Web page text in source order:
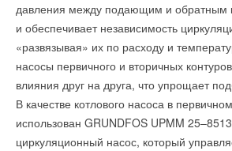
давления между подающим и обратным
и обеспечивает независимость
«развязывая» их по расходу и
насосы первичного и вторичных
влияния друг на друга, что упрощает
В качестве котлового насоса в
использован GRUNDFOS UPMM
циркуляционный насос, который